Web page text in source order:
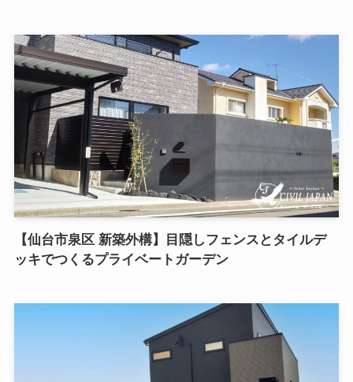
【仙台市泉区 新築外構】目隠しフェンスとタイルデ
ッキでつくるプライベートガーデン